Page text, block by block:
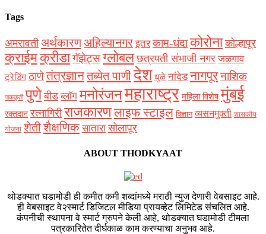
Tags
अमरावती अर्थकारणअहिल्यानगर इतर काम-धंदाकोरोना कोल्हापूर
क्राईमक्रीडागॅझेट्सग्लोबल छत्रपती संभाजी नगर जळगाव
ट्रेडिंग ठाणेतंत्रज्ञानतब्येत पाणीदेश धुळे नांदेड नागपूरनाशिक
पाककृती पुणे बीड ब्लॉग मनोरंजनमहाराष्ट्र महिला विशेष मुंबई
रक्‍तदान रत्नागिरी राजकारणलाइफ स्टाइल विज्ञान व्यसनमुक्ती शासकीय
योजना शेतीशैक्षणिक सातारा सोलापूर
ABOUT THODKYAAT
थोडक्यात घडामोडी ही कमीत कमी शब्दांमध्ये मराठी न्युज देणारी वेबसाइट आहे.
ही वेबसाइट वे२स्मार्ट डिजिटल मीडिया प्रायव्हेट लिमिटेड संचलित आहे.
कंपनीची स्थापना वे स्मार्ट ग्रुपने केली आहे, थोडक्यात घडामोडी टीमला
पत्रकारितेत दीर्घकाळ काम करण्याचा अनुभव आहे.